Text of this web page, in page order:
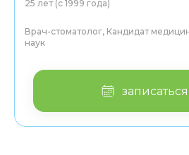
25 лет (с 1999 года)
Врач-стоматолог, Кандидат
наук
записаться